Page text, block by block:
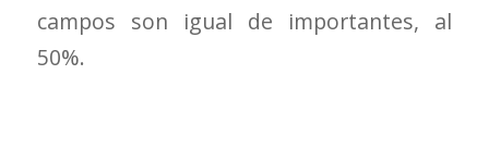
campos son igual de importantes, al
50%.